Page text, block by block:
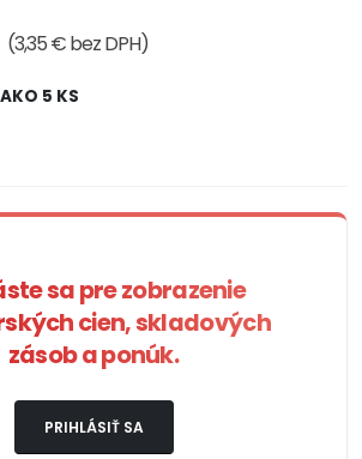
(3,35 € bez DPH)
5 KS
sa pre zobrazenie
cien, skladových
zásob a ponúk.
PRIHLÁSIŤ SA